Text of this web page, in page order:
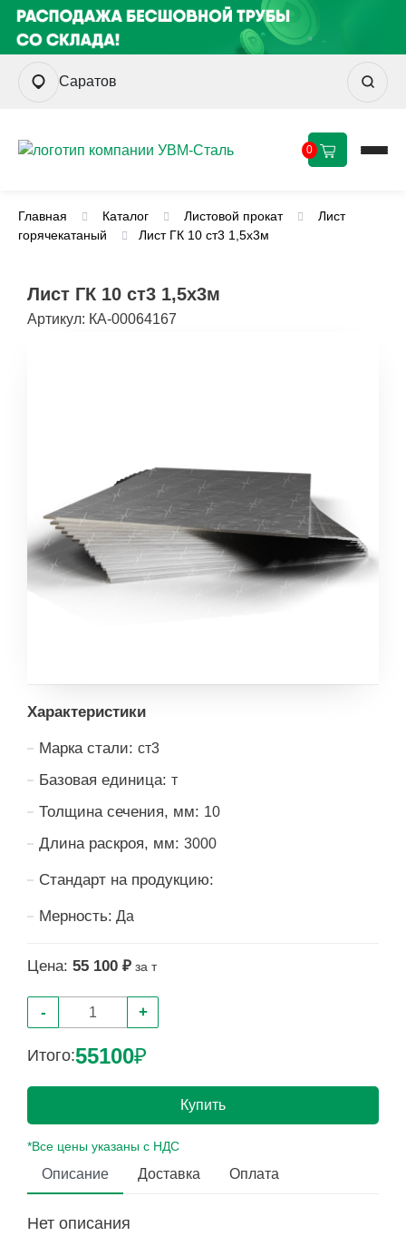
Саратов
0
Главная Каталог Листовой прокат
Лист
горячекатаный
Лист ГК 10 ст3 1,5х3м
Лист ГК 10 ст3 1,5х3м
Артикул: КА-00064167
Характеристики
Марка стали: ст3
Базовая единица: т
Толщина сечения, мм: 10
Длина раскроя, мм: 3000
Стандарт на продукцию:
Мерность: Да
Цена: 55 100 ₽ за т
- +
Итого:55100₽
Купить
*Все цены указаны с НДС
Описание Доставка Оплата
Нет описания